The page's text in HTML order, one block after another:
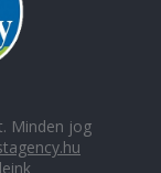
Minden jog